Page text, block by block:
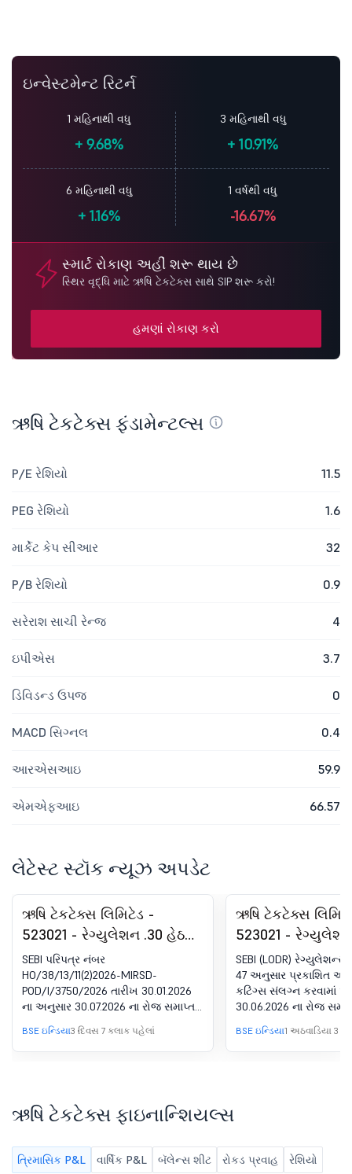
ઇન્વેસ્ટમેન્ટ રિટર્ન
1 મહિનાથી વધુ
+ 9.68%
3 મહિનાથી વધુ
+ 10.91%
6 મહિનાથી વધુ
+ 1.16%
1 વર્ષથી વધુ
-16.67%
સ્માર્ટ રોકાણ અહીં શરૂ થાય છે
સ્થિર વૃદ્ધિ માટે ઋષિ ટેકટેક્સ સાથે SIP શરૂ કરો!
હમણાં રોકાણ કરો
ઋષિ ટેકટેક્સ ફંડામેન્ટલ્સ
P/E રેશિયો 11.5
PEG રેશિયો 1.6
માર્કેટ કેપ સીઆર 32
P/B રેશિયો 0.9
સરેરાશ સાચી રેન્જ 4
ઇપીએસ 3.7
ડિવિડન્ડ ઉપજ 0
MACD સિગ્નલ 0.4
આરએસઆઇ 59.9
એમએફઆઇ 66.57
લેટેસ્ટ સ્ટૉક ન્યૂઝ અપડેટ
ઋષિ ટેકટેક્સ લિમિટેડ -
523021 - રેગ્યુલેશન .30 હેઠળ
જાહેરાત SEBI (LODR)
રેગ્યુલેશન્સનો. - સ્પેશિયલ
વિન્ડોમાં ફિઝિકલ શેરની
ટ્રાન્સફર વિનંતીઓના રિ-
લૉજમેન્ટ પર આરટીએનો રિપોર્ટ
- SEBI સર્ક્યુલર નં.
તારીખ 30 જાન્યુઆરી 2026.
SEBI પરિપત્ર નંબર
HO/38/13/11(2)2026-MIRSD-
POD/I/3750/2026 તારીખ 30.01.2026
ના અનુસાર 30.07.2026 ના રોજ સમાપ્ત
થયેલ સમયગાળા માટે ફિઝિકલ શેરની
ટ્રાન્સફર વિનંતીઓ ફરીથી દાખલ કરવા
પર કંપનીના આરટીએ તરફથી પ્રાપ્ત
BSE ઇન્ડિયા3 દિવસ 7 કલાક પહેલાં
ઋષિ ટેકટેક્સ
523021 - રેગ્યુલેશન
હેઠળ જાહેરાત -
પબ્લિકેશન
SEBI (LODR)
47 અનુસાર પ્રકાશિત
કટિંગ્સ સંલગ્ન કરવામાં
30.06.2026 ના રોજ
પ્રથમ ત્રિમાસિક માટે
ફાઇનાન્શિયલ પરિણામોનો
BSE ઇન્ડિયા1 અઠવાડિયા 3
ઋષિ ટેકટેક્સ ફાઇનાન્શિયલ્સ
ત્રિમાસિક P&L વાર્ષિક P&L બૅલેન્સ શીટ રોકડ પ્રવાહ રેશિયો